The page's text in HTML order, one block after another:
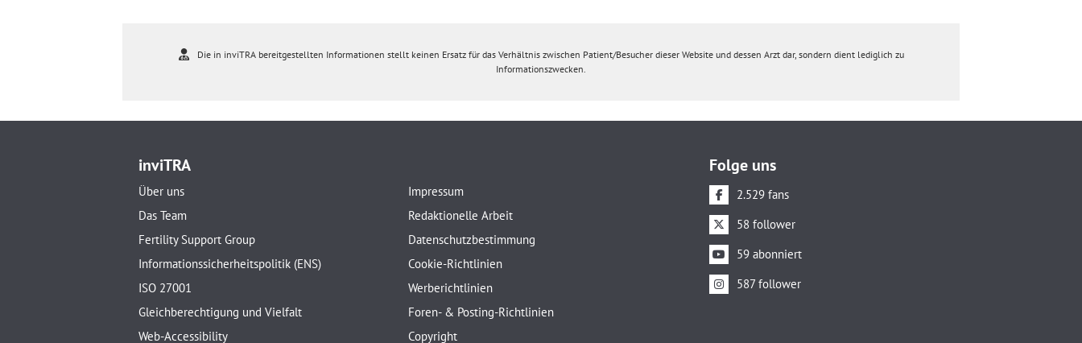
Die in inviTRA bereitgestellten Informationen stellt keinen Ersatz für das Verhältnis zwischen Patient/Besucher dieser Website und dessen Arzt dar, sondern dient lediglich zu
Informationszwecken.
inviTRA
Über uns
Das Team
Fertility Support Group
Informationssicherheitspolitik (ENS)
ISO 27001
Gleichberechtigung und Vielfalt
Web-Accessibility
Impressum
Redaktionelle Arbeit
Datenschutzbestimmung
Cookie-Richtlinien
Werberichtlinien
Foren- & Posting-Richtlinien
Copyright
Folge uns
2.529 fans
58 follower
59 abonniert
587 follower